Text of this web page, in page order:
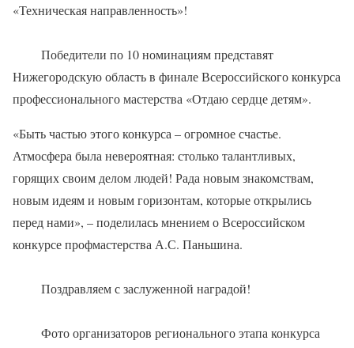
«Техническая направленность»!
Победители по 10 номинациям представят
Нижегородскую область в финале Всероссийского конкурса
профессионального мастерства «Отдаю сердце детям».
«Быть частью этого конкурса – огромное счастье.
Атмосфера была невероятная: столько талантливых,
горящих своим делом людей! Рада новым знакомствам,
новым идеям и новым горизонтам, которые открылись
перед нами», – поделилась мнением о Всероссийском
конкурсе профмастерства А.С. Паньшина.
Поздравляем с заслуженной наградой!
Фото организаторов регионального этапа конкурса